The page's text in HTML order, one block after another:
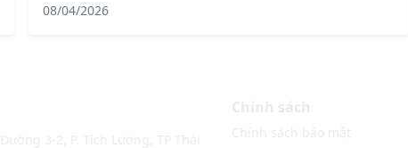
08/04/2026